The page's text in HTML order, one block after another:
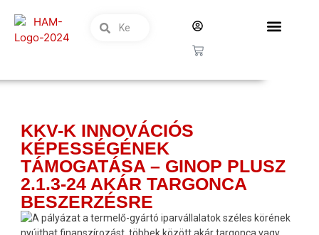
KKV-K INNOVÁCIÓS
KÉPESSÉGÉNEK
TÁMOGATÁSA – GINOP PLUSZ
2.1.3-24 AKÁR TARGONCA
BESZERZÉSRE